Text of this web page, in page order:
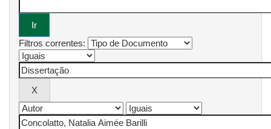
Filtros correntes: